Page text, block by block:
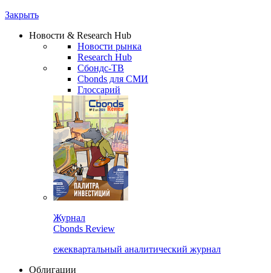
Закрыть
Новости & Research Hub
Новости рынка
Research Hub
Сбондс-ТВ
Cbonds для СМИ
Глоссарий
Журнал
Cbonds Review
ежеквартальный аналитический журнал
Облигации